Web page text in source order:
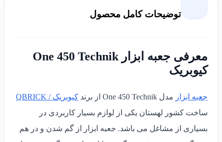
توضیحات کامل محصول
معرفی جعبه ابزار One 450 Technik
کیوبریک
جعبه ابزار مدل One 450 Technik از برند
کیوبریک / QBRICK
ساخت کشور لهستان یکی از لوازم بسیار کاربردی در
بسیاری از مشاغل می باشد. جعبه ابزار از گم شدن و در هم